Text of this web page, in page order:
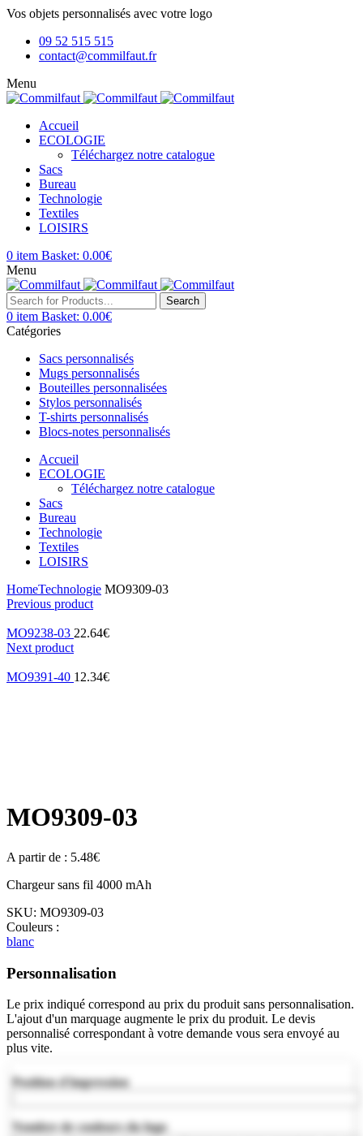
Vos objets personnalisés avec votre logo
09 52 515 515
contact@commilfaut.fr
Menu
Accueil
ECOLOGIE
Téléchargez notre catalogue
Sacs
Bureau
Technologie
Textiles
LOISIRS
0 item Basket: 0.00€
Menu
Search
0 item Basket: 0.00€
Catégories
Sacs personnalisés
Mugs personnalisés
Bouteilles personnalisées
Stylos personnalisés
T-shirts personnalisés
Blocs-notes personnalisés
Accueil
ECOLOGIE
Téléchargez notre catalogue
Sacs
Bureau
Technologie
Textiles
LOISIRS
HomeTechnologie MO9309-03
Previous product
MO9238-03 22.64€
Next product
MO9391-40 12.34€
MO9309-03
A partir de : 5.48€
Chargeur sans fil 4000 mAh
SKU: MO9309-03
Couleurs :
blanc
Personnalisation
Le prix indiqué correspond au prix du produit sans personnalisation.
L'ajout d'un marquage augmente le prix du produit. Le devis
personnalisé correspondant à votre demande vous sera envoyé au
plus vite.
Position d'impression
Nombre de couleurs du logo